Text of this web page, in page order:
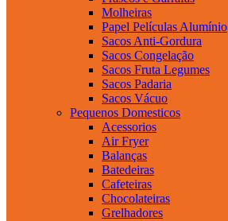
Molheiras
Papel Películas Alumínio
Sacos Anti-Gordura
Sacos Congelação
Sacos Fruta Legumes
Sacos Padaria
Sacos Vácuo
Pequenos Domesticos
Acessorios
Air Fryer
Balanças
Batedeiras
Cafeteiras
Chocolateiras
Grelhadores